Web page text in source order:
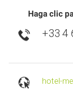
Haga clic
+33 4
hotel-